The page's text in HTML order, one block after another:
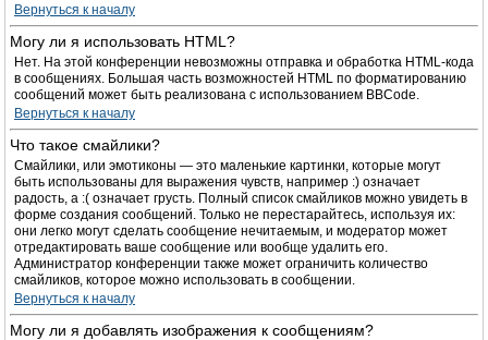
Вернуться к началу
Могу ли я использовать HTML?
Нет. На этой конференции невозможны отправка и обработка HTML-кода
в сообщениях. Большая часть возможностей HTML по форматированию
сообщений может быть реализована с использованием BBCode.
Вернуться к началу
Что такое смайлики?
Смайлики, или эмотиконы — это маленькие картинки, которые могут
быть использованы для выражения чувств, например :) означает
радость, а :( означает грусть. Полный список смайликов можно увидеть в
форме создания сообщений. Только не перестарайтесь, используя их:
они легко могут сделать сообщение нечитаемым, и модератор может
отредактировать ваше сообщение или вообще удалить его.
Администратор конференции также может ограничить количество
смайликов, которое можно использовать в сообщении.
Вернуться к началу
Могу ли я добавлять изображения к сообщениям?